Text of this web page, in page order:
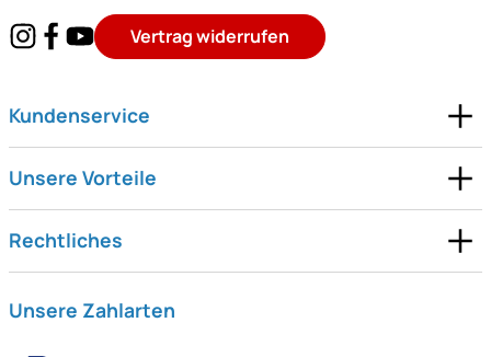
Vertrag widerrufen
Kundenservice
Unsere Vorteile
Rechtliches
Unsere Zahlarten